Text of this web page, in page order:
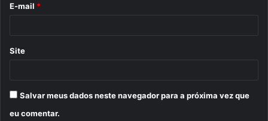
E-mail *
Site
Salvar meus dados neste navegador para a próxima vez que
eu comentar.